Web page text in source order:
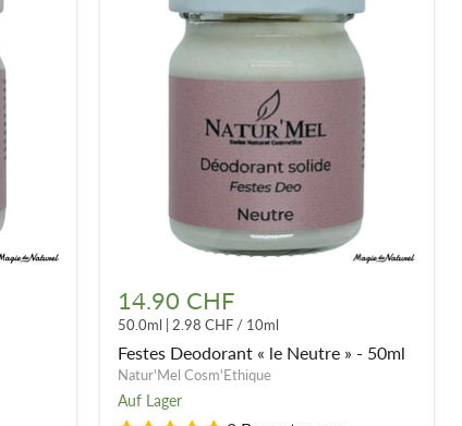
Deodorant
«
le
Neutre
»
-
50ml
14.90 CHF
50.0ml 2.98 CHF/ 10ml
Festes Deodorant « le Neutre » - 50ml
Natur'Mel Cosm'Ethique
Auf Lager